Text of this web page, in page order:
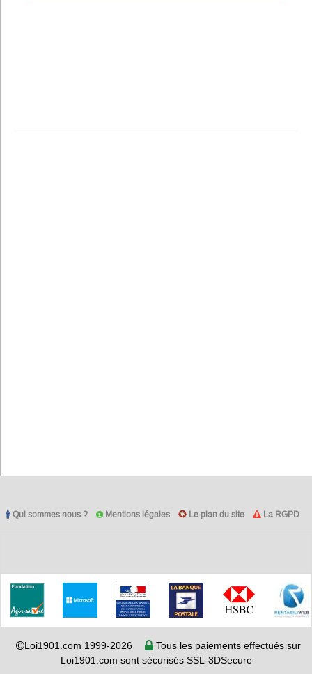
Qui sommes nous ? Mentions légales Le plan du site La RGPD
Loi1901.com 1999-2026
Tous les paiements effectués sur
Loi1901.com sont sécurisés SSL-3DSecure